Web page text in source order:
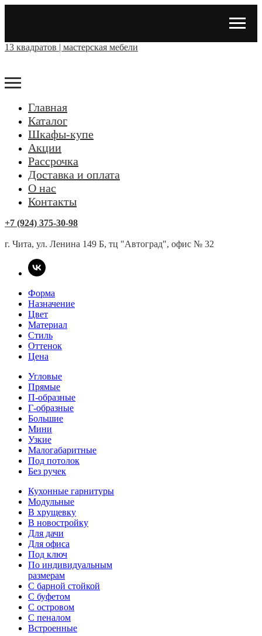
13 квадратов | мастерская мебели
Главная
Каталог
Шкафы-купе
Акции
Рассрочка
Доставка и оплата
О нас
Контакты
+7 (924) 375-30-98
г. Чита, ул. Ленина 149 Б, тц "Автоград", офис № 32
Форма
Назначение
Цвет
Материал
Стиль
Оттенок
Цена
Угловые
Прямые
П-образные
Г-образные
Большие
Мини
Узкие
Малогабаритные
Под потолок
Без ручек
Кухонные гарнитуры
Модульные
В хрущевку
В новостройку
Для дачи
Для офиса
Под ключ
По индивидуальным
размерам
С барной стойкой
С буфетом
С островом
С пеналом
Встроенные